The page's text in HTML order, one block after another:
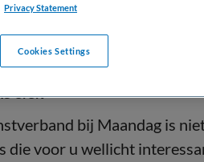
bij Maandag is
die voor u wellicht
Privacy Statement
Cookies Settings